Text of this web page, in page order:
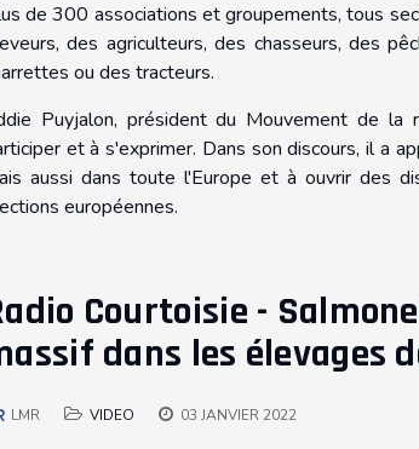
de 300 associations et groupements, tous
des agriculteurs, des chasseurs, des
ou des tracteurs.
Puyjalon, président du Mouvement de
et à s'exprimer. Dans son discours, il a
aussi dans toute l'Europe et à ouvrir des
européennes.
Courtoisie -
dans les élevages
LMR VIDEO 03 JANVIER 2022